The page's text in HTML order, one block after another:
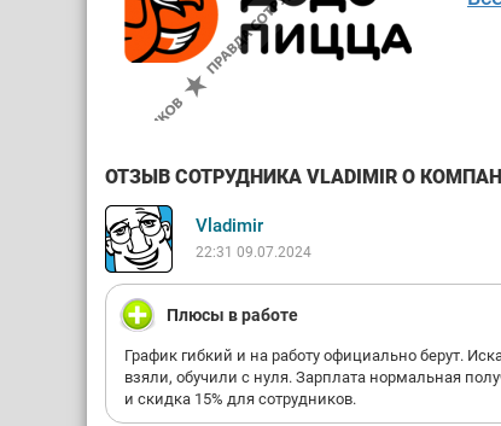
ОТЗЫВ СОТРУДНИКА VLADIMIR О
Vladimir
22:31 09.07.2024
Плюсы в работе
График гибкий и на работу официально берут.
взяли, обучили с нуля. Зарплата нормальная
и скидка 15% для сотрудников.